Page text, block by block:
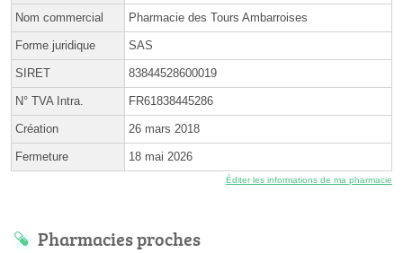
Nom commercial Pharmacie des Tours Ambarroises
Forme juridique SAS
SIRET 83844528600019
N° TVA Intra. FR61838445286
Création 26 mars 2018
Fermeture 18 mai 2026
Éditer les informations de ma pharmacie
Pharmacies proches